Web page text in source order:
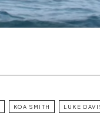
KOA SMITH LUKE